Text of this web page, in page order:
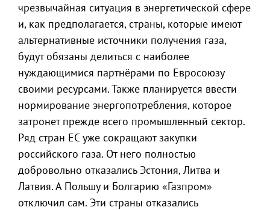
чрезвычайная ситуация в энергетической сфере
и, как предполагается, страны, которые имеют
альтернативные источники получения газа,
будут обязаны делиться с наиболее
нуждающимися партнёрами по Евросоюзу
своими ресурсами. Также планируется ввести
нормирование энергопотребления, которое
затронет прежде всего промышленный сектор.
Ряд стран ЕС уже сокращают закупки
российского газа. От него полностью
добровольно отказались Эстония, Литва и
Латвия. А Польшу и Болгарию «Газпром»
отключил сам. Эти страны отказались